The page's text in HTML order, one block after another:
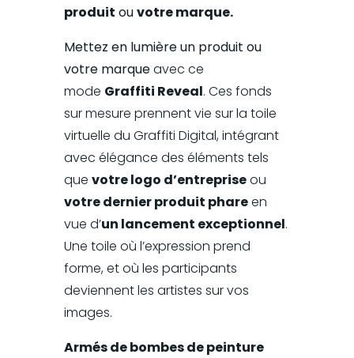
produit ouvotre marque.
Mettez en lumière un produit ou
votre marqueavec ce
mode Graffiti Reveal. Ces fonds
sur mesure prennent vie sur la toile
virtuelle du Graffiti Digital, intégrant
avec élégance des éléments tels
que votre logo d’entrepriseou
votre dernier produit phareen
vue d’un lancement exceptionnel.
Une toile où l’expression prend
forme, et où les participants
deviennent les artistes sur vos
images.
Armés de bombes de peinture